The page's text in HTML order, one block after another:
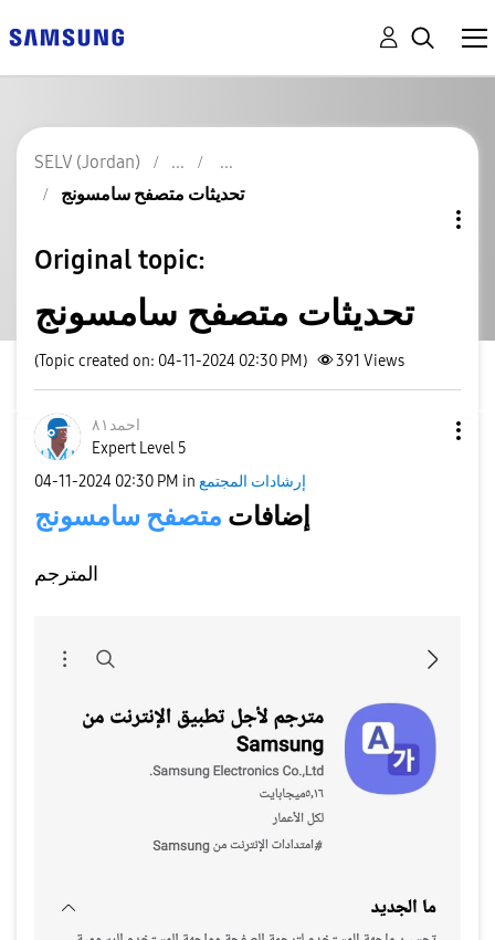
SELV (Jordan)
تحديثات متصفح سامسونج
Original topic:
تحديثات متصفح سامسونج
(Topic created on: 04-11-2024 02:30 PM) 391 Views
احمد٨١
Expert Level 5
‎04-11-2024 02:30 PM in إرشادات المجتمع
إضافات متصفح سامسونج
المترجم